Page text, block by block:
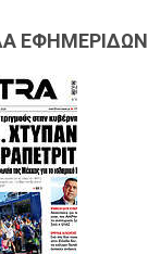
ΕΦΗΜΕΡΙΔΩΝ